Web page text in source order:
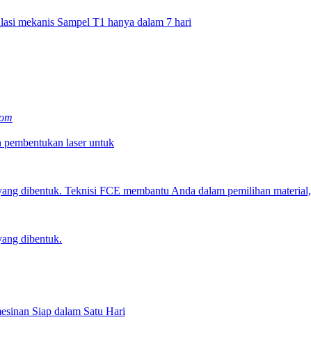
mekanis Sampel T1 hanya dalam 7 hari
laser untuk
dibentuk. Teknisi FCE membantu Anda dalam pemilihan material,
dibentuk.
Siap dalam Satu Hari